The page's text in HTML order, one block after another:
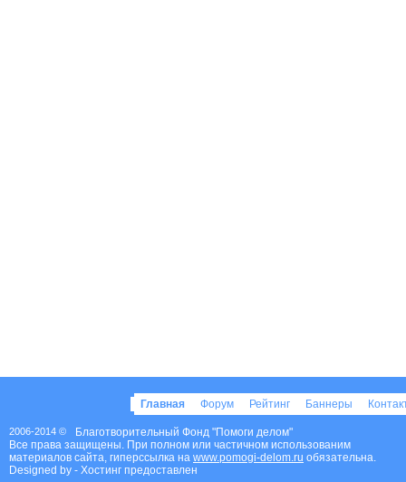
Главная Форум Рейтинг Баннеры
2006-2014 ©
Благотворительный Фонд "Помоги делом"
Все права защищены. При полном или частичном использованим
материалов сайта, гиперссылка на www.pomogi-delom.ru обязательна.
Designed by - Хостинг предоставлен